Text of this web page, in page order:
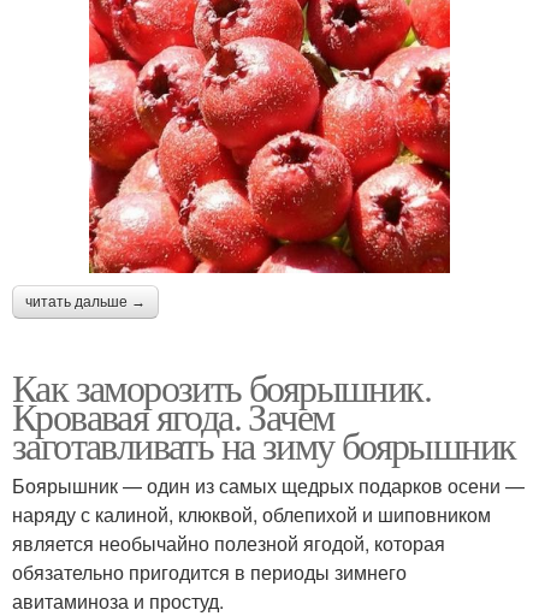
читать дальше →
Как заморозить боярышник.
Кровавая ягода. Зачем
заготавливать на зиму боярышник
Боярышник — один из самых щедрых подарков осени —
наряду с калиной, клюквой, облепихой и шиповником
является необычайно полезной ягодой, которая
обязательно пригодится в периоды зимнего
авитаминоза и простуд.